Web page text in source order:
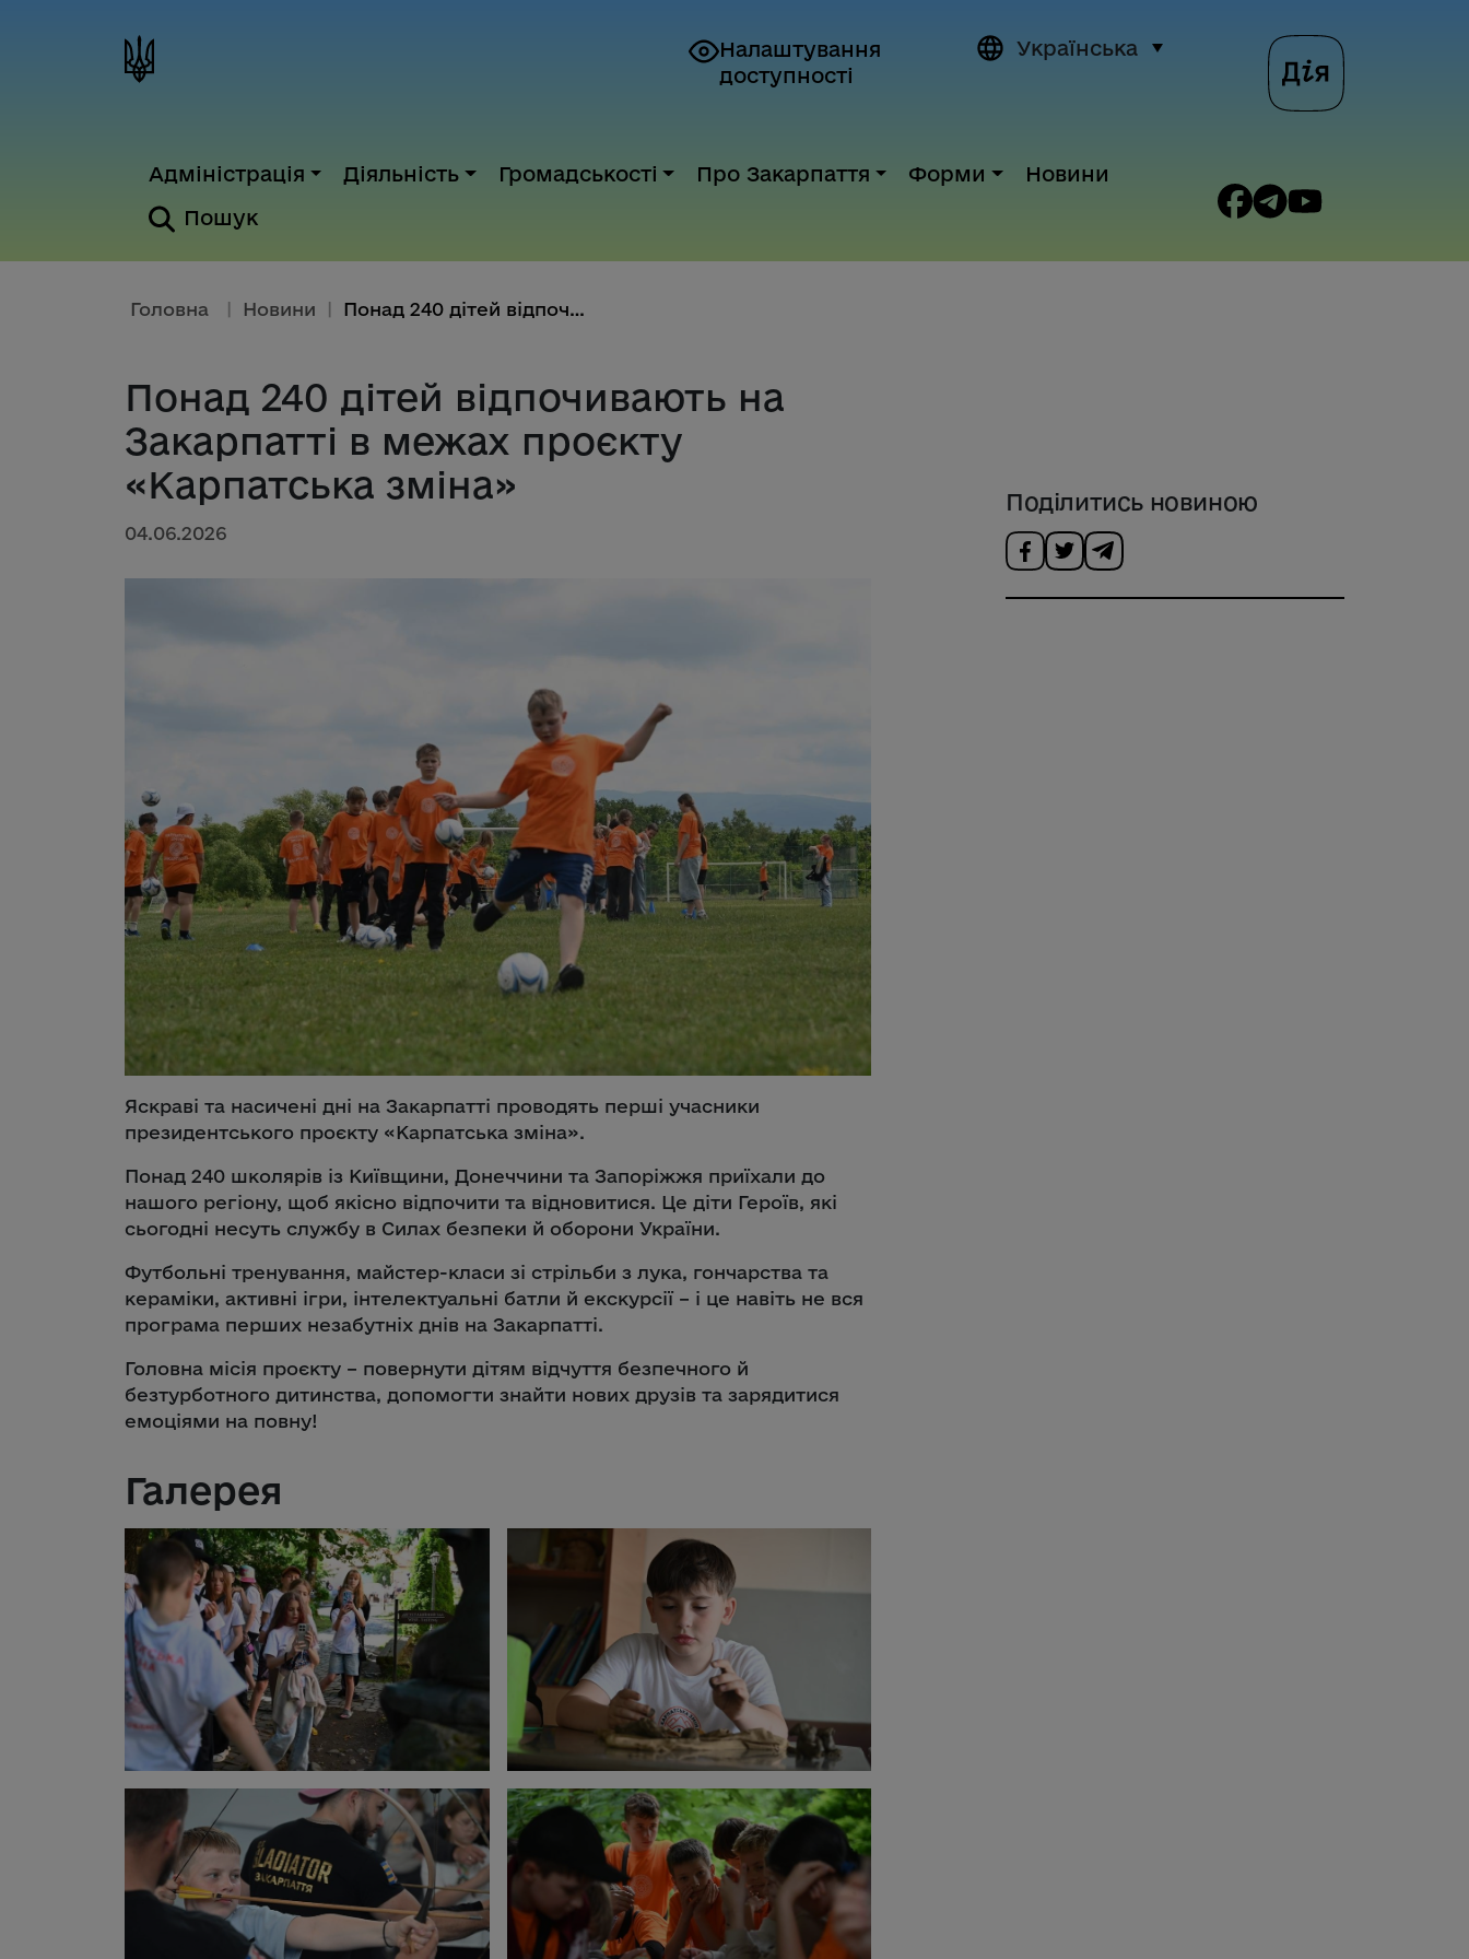
Налаштування
доступності
Українська
Адміністрація Діяльність Громадськості Про Закарпаття Форми
Новини
Пошук
Головна Новини Понад 240 дітей відпочивають н...
Понад 240 дітей відпочивають на
Закарпатті в межах проєкту
«Карпатська зміна»
04.06.2026
Яскраві та насичені дні на Закарпатті проводять перші учасники
президентського проєкту «Карпатська зміна».
Понад 240 школярів із Київщини, Донеччини та Запоріжжя приїхали до
нашого регіону, щоб якісно відпочити та відновитися. Це діти Героїв, які
сьогодні несуть службу в Силах безпеки й оборони України.
Футбольні тренування, майстер-класи зі стрільби з лука, гончарства та
кераміки, активні ігри, інтелектуальні батли й екскурсії – і це навіть не вся
програма перших незабутніх днів на Закарпатті.
Головна місія проєкту – повернути дітям відчуття безпечного й
безтурботного дитинства, допомогти знайти нових друзів та зарядитися
емоціями на повну!
Галерея
Поділитись новиною